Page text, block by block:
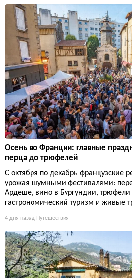
Осень во Франции: главные
перца до трюфелей
С октября по декабрь французские
урожая шумными фестивалями:
Ардеше, вино в Бургундии, трюфели
гастрономический туризм и живые
4 дня назад Путешествия